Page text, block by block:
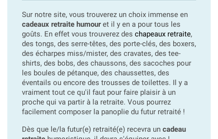
Sur notre site, vous trouverez un choix immense en
cadeaux retraite humouret il y en a pour tous les
goûts. En effet vous trouverez des chapeaux retraite,
des tongs, des serre-têtes, des porte-clés, des boxers,
des écharpes miss/mister, des cravates, des tee-
shirts, des bobs, des chaussons, des sacoches pour
les boules de pétanque, des chaussettes, des
éventails ou encore des trousses de toilettes. Il y a
vraiment tout ce qu'il faut pour faire plaisir à un
proche qui va partir à la retraite. Vous pourrez
facilement composer la panoplie du futur retraité !
Dès que le/la futur(e) retraité(e) recevra un cadeau